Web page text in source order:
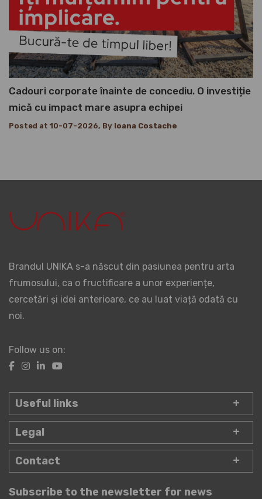
Cadouri corporate înainte de concediu. O investiție
mică cu impact mare asupra echipei
Posted at 10-07-2026, By Ioana Costache
Brandul UNIKA s-a născut din pasiunea pentru arta
frumosului, ca o fructificare a unor experiențe,
cercetări și idei anterioare, ce au luat viață odată cu
noi.
Follow us on:
Useful links
Legal
Contact
Subscribe to the newsletter for news